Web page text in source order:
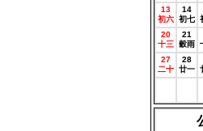
13
初六
14
初七
20
十三
21
穀雨
27
二十
28
廿一